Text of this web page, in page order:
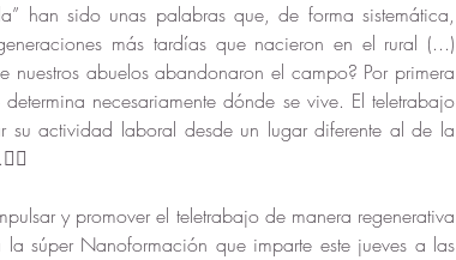
han sido unas palabras que, de forma sistemática,
más tardías que nacieron en el rural (...)
abuelos abandonaron el campo? Por primera
necesariamente dónde se vive. El teletrabajo
su actividad laboral desde un lugar diferente al de la
y promover el teletrabajo de manera regenerativa
súper Nanoformación que imparte este jueves a las